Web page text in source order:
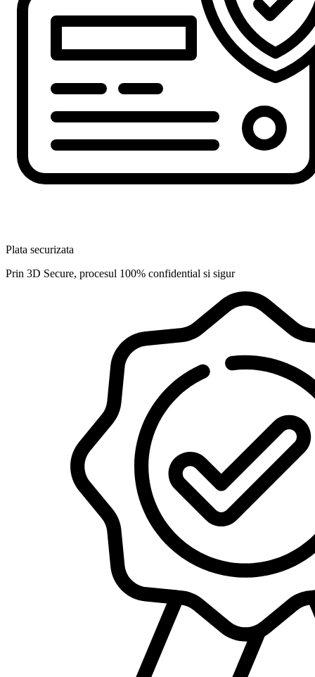
Plata securizata
Prin 3D Secure, procesul 100% confidential si sigur